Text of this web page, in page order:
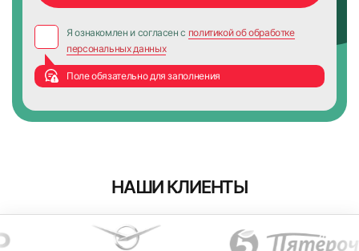
Я ознакомлен и согласен с политикой об обработке
персональных данных
Поле обязательно для заполнения
НАШИ КЛИЕНТЫ